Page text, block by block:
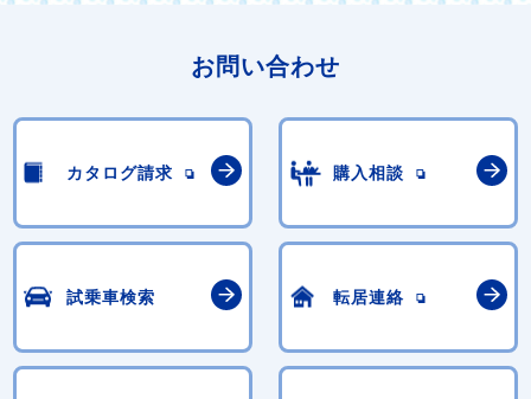
お問い合わせ
カタログ請求 購入相談
試乗車検索 転居連絡